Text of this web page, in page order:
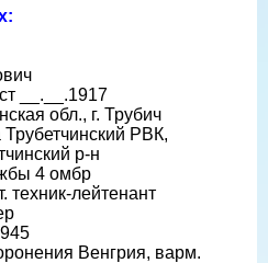
__.__.1917
обл., г. Трубич
РВК,
р-н
4 омбр
техник-лейтенант
Венгрия, варм.